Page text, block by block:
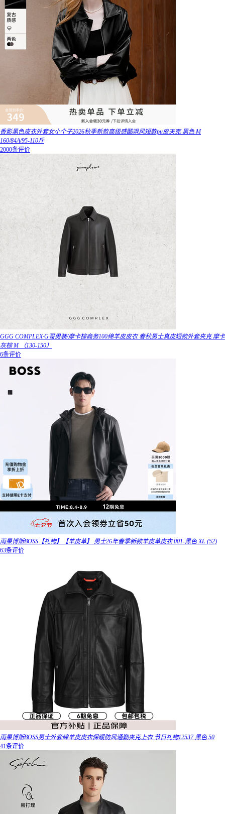
香影黑色皮衣外套女小个子2026秋季新款高级感酷飒风短款pu皮夹克 黑色 M
160/84A/95-110斤
2000条评价
GGG COMPLEX·G哥男装/摩卡棕商务100绵羊皮皮衣 春秋男士真皮短款外套夹克 摩卡
灰棕 M （130-150）
6条评价
雨果博斯BOSS【礼物】【羊皮革】 男士26年春季新款羊皮革皮衣 001-黑色 XL (52)
63条评价
雨果博斯BOSS男士外套绵羊皮皮衣保暖防风通勤夹克上衣 节日礼物12537 黑色 50
41条评价